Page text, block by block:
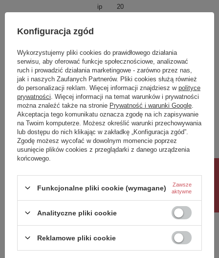
ip 20
Klasa Energetyczna
kWh/1000h 10
Potrzebujesz pomocy? Masz pytania?
Zadaj pytanie a my odpowiemy niezwłocznie,
najciekawsze pytania i odpowiedzi publikując
dla innych.
Zadaj pytanie
Napisz swoją opinię
5/5
Treść twojej opinii
Konfiguracja zgód
Wykorzystujemy pliki cookies do prawidłowego działania
serwisu, aby oferować funkcje społecznościowe, analizować
ruch i prowadzić działania marketingowe - zarówno przez nas,
jak i naszych Zaufanych Partnerów. Pliki cookies służą również
do personalizacji reklam. Więcej informacji znajdziesz w polityce
prywatności . Więcej informacji na temat warunków i prywatności
można znaleźć także na stronie Prywatność i warunki Google
Akceptacja tego komunikatu oznacza zgodę na ich zapisywanie
na Twoim komputerze. Możesz określić warunki przechowywania
lub dostępu do nich klikając w zakładkę „Konfiguracja zgód”.
Zgodę możesz wycofać w dowolnym momencie poprzez
usunięcie plików cookies z przeglądarki z danego urządzenia
końcowego.
Funkcjonalne pliki cookie (wymagane)
Zawsze
aktywne
Analityczne pliki cookie
Reklamowe pliki cookie